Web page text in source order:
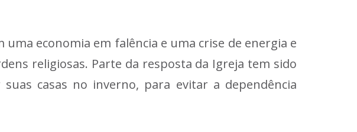
economia em falência e uma crise de energia e
religiosas. Parte da resposta da Igreja tem sido
casas no inverno, para evitar a dependência